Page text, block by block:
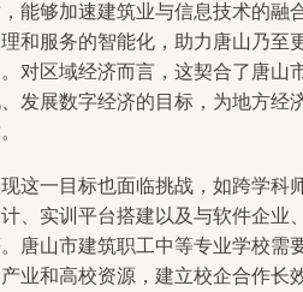
能够加速建筑业与信息技术的融
和服务的智能化，助力唐山乃至
对区域经济而言，这契合了唐山
发展数字经济的目标，为地方经
这一目标也面临挑战，如跨学科
、实训平台搭建以及与软件企业
唐山市建筑职工中等专业学校需
业和高校资源，建立校企合作长